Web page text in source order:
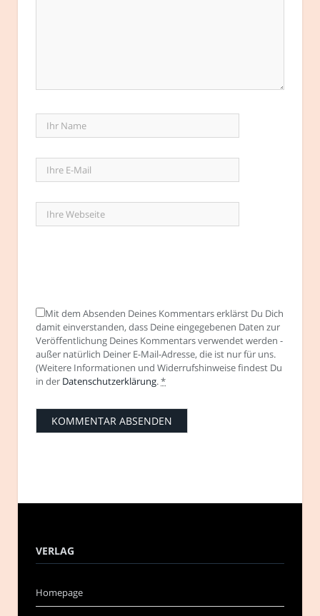
Mit dem Absenden Deines Kommentars erklärst Du Dich
damit einverstanden, dass Deine eingegebenen Daten zur
Veröffentlichung Deines Kommentars verwendet werden -
außer natürlich Deiner E-Mail-Adresse, die ist nur für uns.
(Weitere Informationen und Widerrufshinweise findest Du
in der Datenschutzerklärung.*
VERLAG
Homepage